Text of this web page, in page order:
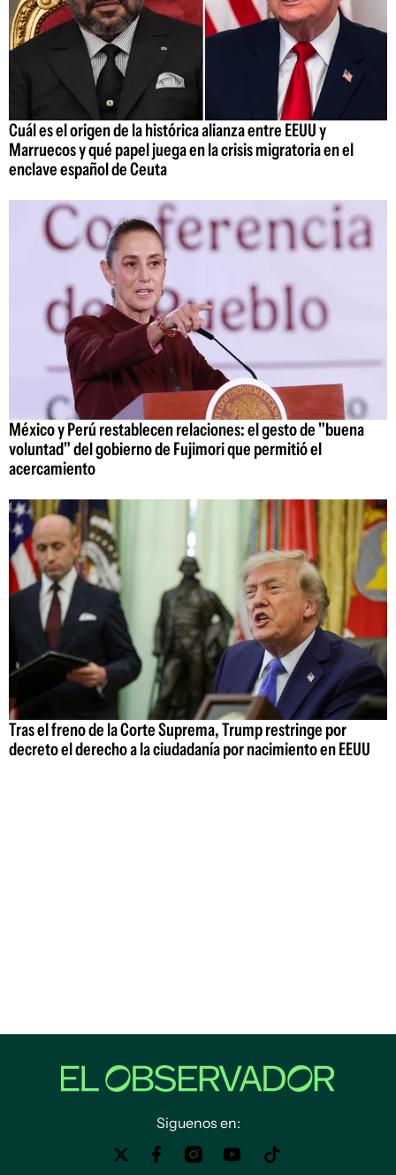
Cuál es el origen de la histórica alianza entre EEUU y
Marruecos y qué papel juega en la crisis migratoria en el
enclave español de Ceuta
México y Perú restablecen relaciones: el gesto de "buena
voluntad" del gobierno de Fujimori que permitió el
acercamiento
Tras el freno de la Corte Suprema, Trump restringe por
decreto el derecho a la ciudadanía por nacimiento en EEUU
Siguenos en: